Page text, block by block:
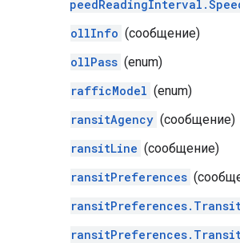
TollInfo (сообщение)
TollPass (enum)
TrafficModel (enum)
TransitAgency (сообщение)
TransitLine (сообщение)
TransitPreferences